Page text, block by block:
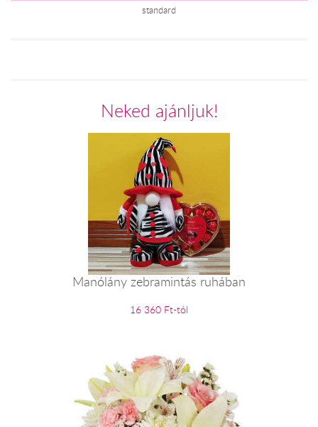
standard
Neked ajánljuk!
Manólány zebramintás ruhában
16 360 Ft-tól